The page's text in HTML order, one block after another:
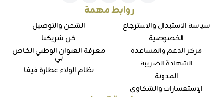
روابط مهمة
سياسة الاستبدال والاسترجاع
الخصوصية
مركز الدعم والمساعدة
الشهادة الضريبة
المدونة
الإستفسارات والشكاوي
الشحن والتوصيل
كن شريكنا
معرفة العنوان الوطني الخاص
بي
نظام الولاء عطارة فيفا